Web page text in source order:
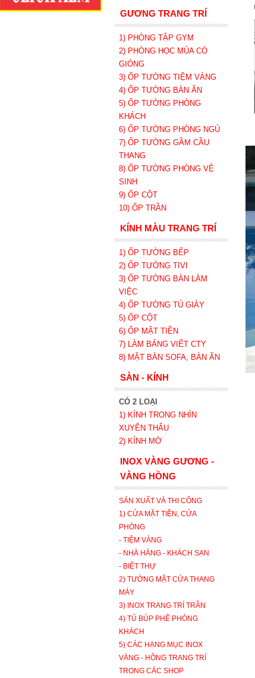
GƯƠNG TRANG TRÍ
1) PHÒNG TẬP GYM
2) PHÒNG HỌC MÚA CÓ
GIÓNG
3) ỐP TƯỜNG TIỆM VÀNG
4) ỐP TƯỜNG BÀN ĂN
5) ỐP TƯỜNG PHÒNG
KHÁCH
6) ỐP TƯỜNG PHÒNG NGỦ
7) ỐP TƯỜNG GẦM CẦU
THANG
8) ỐP TƯỜNG PHÒNG VỆ
SINH
9) ỐP CỘT
10) ỐP TRẦN
KÍNH MÀU TRANG TRÍ
1) ỐP TƯỜNG BẾP
2) ỐP TƯỜNG TIVI
3) ỐP TƯỜNG BÀN LÀM
VIỆC
4) ỐP TƯỜNG TỦ GIÀY
5) ỐP CỘT
6) ỐP MẶT TIỀN
7) LÀM BẢNG VIẾT CTY
8) MẶT BÀN SOFA, BÀN ĂN
SÀN - KÍNH
CÓ 2 LOẠI
1) KÍNH TRONG NHÌN
XUYÊN THẤU
2) KÍNH MỜ
INOX VÀNG GƯƠNG -
VÀNG HỒNG
SẢN XUẤT VÀ THI CÔNG
1) CỬA MẶT TIỀN, CỬA
PHÒNG
- TIỆM VÀNG
- NHÀ HÀNG - KHÁCH SẠN
- BIỆT THỰ
2) TƯỜNG MẶT CỬA THANG
MÁY
3) INOX TRANG TRÍ TRẦN
4) TỦ BÚP PHÊ PHÒNG
KHÁCH
5) CÁC HẠNG MỤC INOX
VÀNG - HỒNG TRANG TRÍ
TRONG CÁC SHOP